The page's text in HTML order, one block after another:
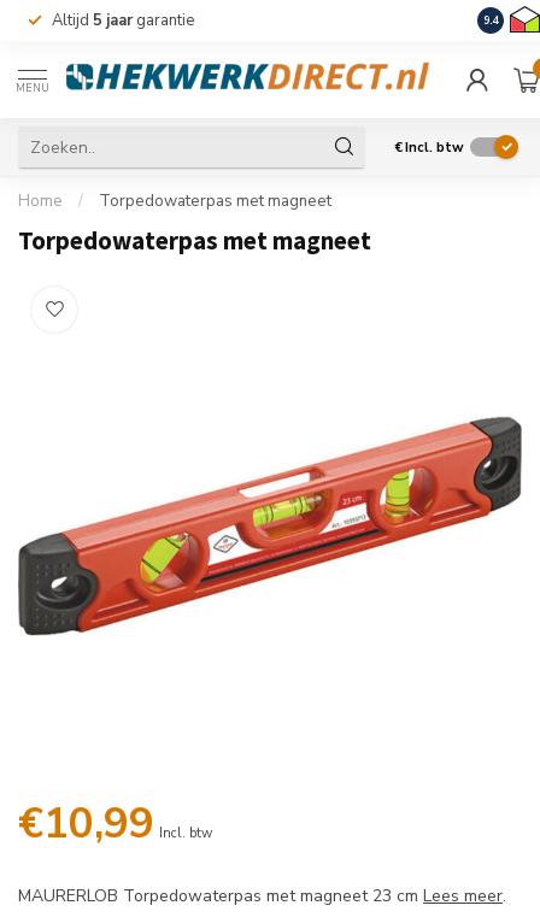
Altijd 5 jaargarantie 9.4
MENU
€Incl. btw
Home / Torpedowaterpas met magneet
Torpedowaterpas met magneet
€10,99 Incl. btw
MAURERLOB Torpedowaterpas met magneet 23 cm Lees meer.